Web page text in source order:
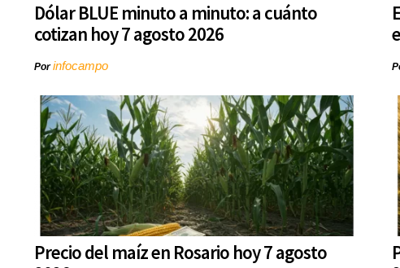
Dólar BLUE minuto a minuto: a cuánto
cotizan hoy 7 agosto 2026
Porinfocampo
Precio del maíz en Rosario hoy 7 agosto